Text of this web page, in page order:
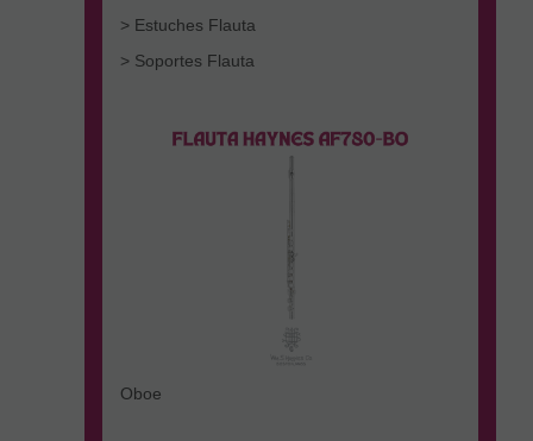
> Estuches Flauta
> Soportes Flauta
Oboe